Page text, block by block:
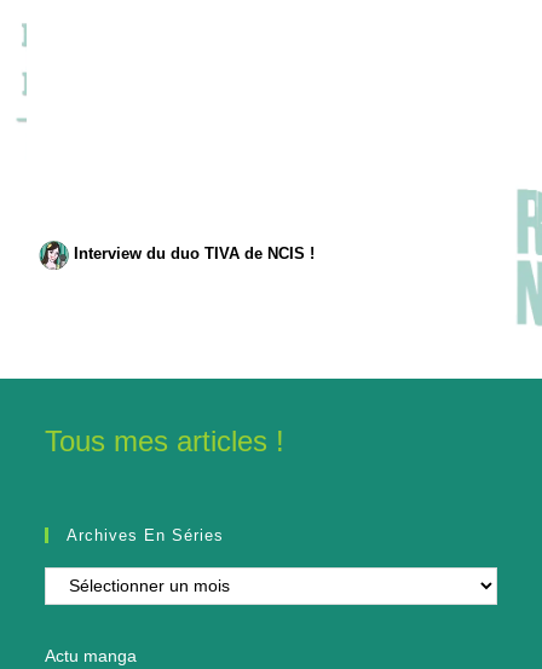
Interview du duo TIVA de NCIS !
Tous mes articles !
Archives En Séries
Archives
en
Actu manga